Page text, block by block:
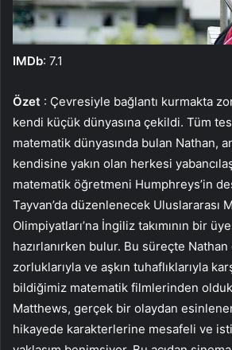
IMDb: 7.1
Özet : Çevresiyle bağlantı kurmakta
kendi küçük dünyasına çekildi. Tüm
matematik dünyasında bulan Nathan,
kendisine yakın olan herkesi
matematik öğretmeni Humphreys’in
Tayvan’da düzenlenecek Uluslararası
Olimpiyatları’na İngiliz takımının bir
hazırlanırken bulur. Bu süreçte
zorluklarıyla ve aşkın tuhaflıklarıyla
bildiğimiz matematik filmlerinden
Matthews, gerçek bir olaydan
hikayede karakterlerine mesafeli ve